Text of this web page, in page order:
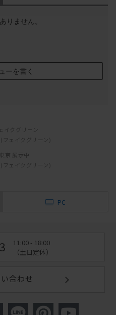
りません。
ーを書く
イクグリーン
ェイクグリーン)
京 展示中
ェイクグリーン)
PC
11:00 - 18:00
（土日定休）
合わせ